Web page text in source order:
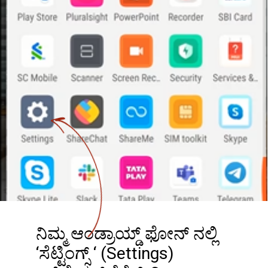
ನಿಮ್ಮ ಆಂಡ್ರಾಯ್ಡ್ ಫೋನ್ ನಲ್ಲಿ
‘ಸೆಟ್ಟಿಂಗ್ಸ್ ‘ (Settings)